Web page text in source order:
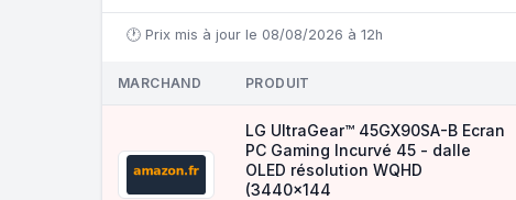
🕐 Prix mis à jour le 08/08/2026 à 12h
MARCHAND PRODUIT
LG UltraGear™ 45GX90SA-B Ecran
PC Gaming Incurvé 45 - dalle
OLED résolution WQHD
(3440x144